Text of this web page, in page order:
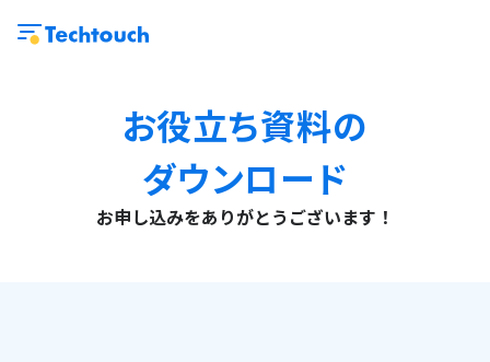
お役立ち資料の
ダウンロード
お申し込みをありがとうございます！